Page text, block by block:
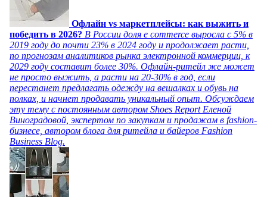
Офлайн vs маркетплейсы: как выжить и
победить в 2026? В России доля e commerce выросла с 5% в
2019 году до почти 23% в 2024 году и продолжает расти,
по прогнозам аналитиков рынка электронной коммерции, к
2029 году составит более 30%. Офлайн-ритейл же может
не просто выжить, а расти на 20-30% в год, если
перестанет предлагать одежду на вешалках и обувь на
полках, и начнет продавать уникальный опыт. Обсуждаем
эту тему с постоянным автором Shoes Report Еленой
Виноградовой, экспертом по закупкам и продажам в fashion-
бизнесе, автором блога для ритейла и байеров Fashion
Business Blog.